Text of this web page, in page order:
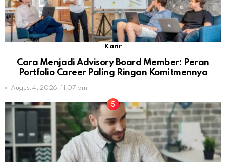
Karir
Cara Menjadi Advisory Board Member: Peran
Portfolio Career Paling Ringan Komitmennya
August 4, 2026, 11:07 pm